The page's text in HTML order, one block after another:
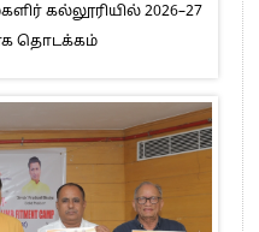
கல்லூரியில் 2026–27
தொடக்கம்